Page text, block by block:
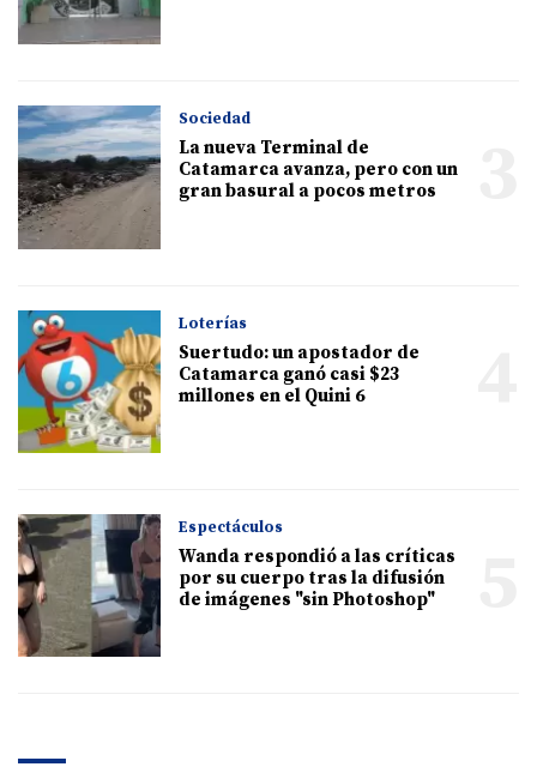
Sociedad
La nueva Terminal de
Catamarca avanza, pero con un
gran basural a pocos metros
Loterías
Suertudo: un apostador de
Catamarca ganó casi $23
millones en el Quini 6
Espectáculos
Wanda respondió a las críticas
por su cuerpo tras la difusión
de imágenes "sin Photoshop"